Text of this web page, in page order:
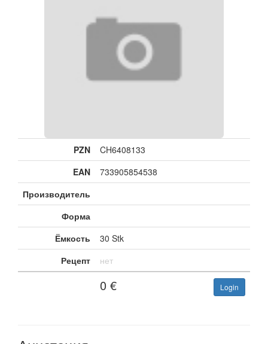
PZN
CH6408133
EAN
733905854538
Производитель
Форма
Ёмкость
30 Stk
Рецепт
нет
0 € Login